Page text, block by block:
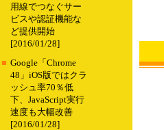
用線でつなぐサー
ビスや認証機能な
ど提供開始
[2016/01/28]
■ Google「Chrome
48」iOS版ではクラ
ッシュ率70％低
下、JavaScript実行
速度も大幅改善
[2016/01/28]